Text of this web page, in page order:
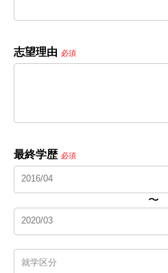
志望理由 必須
最終学歴 必須
〜